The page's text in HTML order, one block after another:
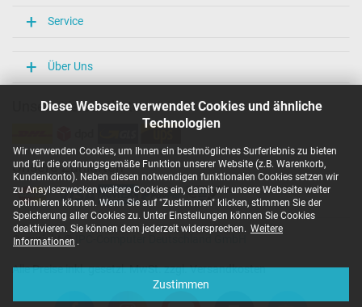
Diese Webseite verwendet Cookies und ähnliche
Technologien
Wir verwenden Cookies, um Ihnen ein bestmögliches Surferlebnis zu bieten
und für die ordnungsgemäße Funktion unserer Website (z.B. Warenkorb,
Kundenkonto). Neben diesen notwendigen funktionalen Cookies setzen wir
zu Anaylsezwecken weitere Cookies ein, damit wir unsere Webseite weiter
optimieren können. Wenn Sie auf "Zustimmen" klicken, stimmen Sie der
Speicherung aller Cookies zu. Unter Einstellungen können Sie Cookies
deaktivieren. Sie können dem jederzeit widersprechen. Weitere
Informationen .
Zustimmen
Ja
CE
N
PSE
SEC
Singapore Safety Mark
TÜV Argentina Certificado
TÜV Geprüfte Sicherheit
UKCA
UL Listed
Service
Über Uns
Unsere Versandarten
Unsere Zahlarten
Copyright ©
Alle Preise inkl. gesetzl. MwSt. zzgl. Versandkosten